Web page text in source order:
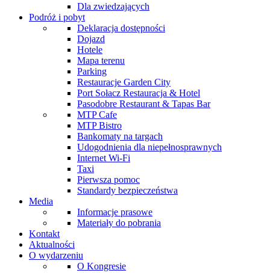
Dla zwiedzających
Podróż i pobyt
Deklaracja dostępności
Dojazd
Hotele
Mapa terenu
Parking
Restauracje Garden City
Port Sołacz Restauracja & Hotel
Pasodobre Restaurant & Tapas Bar
MTP Cafe
MTP Bistro
Bankomaty na targach
Udogodnienia dla niepełnosprawnych
Internet Wi-Fi
Taxi
Pierwsza pomoc
Standardy bezpieczeństwa
Media
Informacje prasowe
Materiały do pobrania
Kontakt
Aktualności
O wydarzeniu
O Kongresie